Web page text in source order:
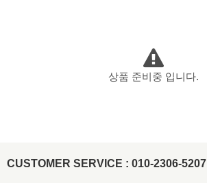
상품 준비중 입니다.
CUSTOMER SERVICE : 010-2306-5207